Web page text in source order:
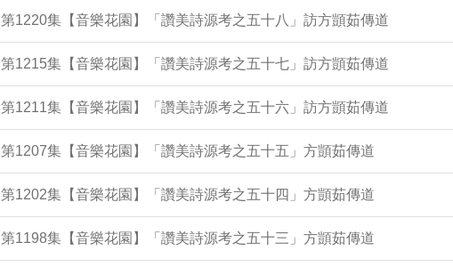
第1220集【音樂花園】「讚美詩源考之五十八」訪方顗茹傳道
第1215集【音樂花園】「讚美詩源考之五十七」訪方顗茹傳道
第1211集【音樂花園】「讚美詩源考之五十六」訪方顗茹傳道
第1207集【音樂花園】「讚美詩源考之五十五」方顗茹傳道
第1202集【音樂花園】「讚美詩源考之五十四」方顗茹傳道
第1198集【音樂花園】「讚美詩源考之五十三」方顗茹傳道